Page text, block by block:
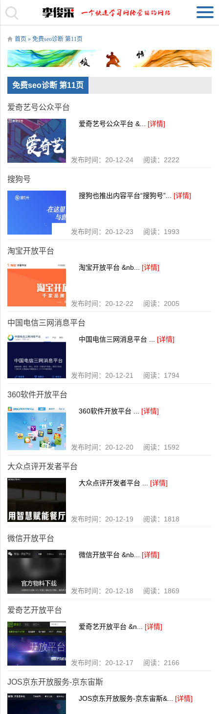
首页 » 免费seo诊断 第11页
免费seo诊断 第11页
爱奇艺号公众平台
爱奇艺号公众平台 &... [详情]
发布时间：20-12-24 阅读：2222
搜狗号
搜狗也推出内容平台“搜狗号”... [详情]
发布时间：20-12-23 阅读：1993
淘宝开放平台
淘宝开放平台 &nb... [详情]
发布时间：20-12-22 阅读：2005
中国电信三网消息平台
中国电信三网消息平台 ... [详情]
发布时间：20-12-21 阅读：1794
360软件开放平台
360软件开放平台 ... [详情]
发布时间：20-12-20 阅读：1592
大众点评开发者平台
大众点评开发者平台 ... [详情]
发布时间：20-12-19 阅读：1818
微信开放平台
微信开放平台 &nb... [详情]
发布时间：20-12-18 阅读：1869
爱奇艺开放平台
爱奇艺开放平台 &n... [详情]
发布时间：20-12-17 阅读：2166
JOS京东开放服务-京东宙斯
JOS京东开放服务-京东宙斯&... [详情]